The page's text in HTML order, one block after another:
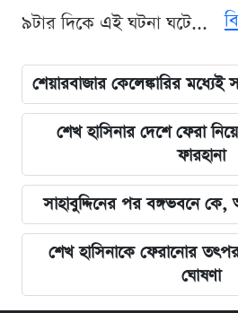
৯টার দিকে এই ঘটনা ঘটে...
শেয়ারবাজার কেলেঙ্কারির
শেখ হাসিনার দেশে ফেরা
ফারহানা
সাহাবুদ্দিনের পর বঙ্গভবনে
শেখ হাসিনাকে ফেরানোর
ঘোষণা